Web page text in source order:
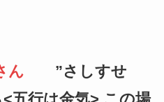
ん
”さしすせ